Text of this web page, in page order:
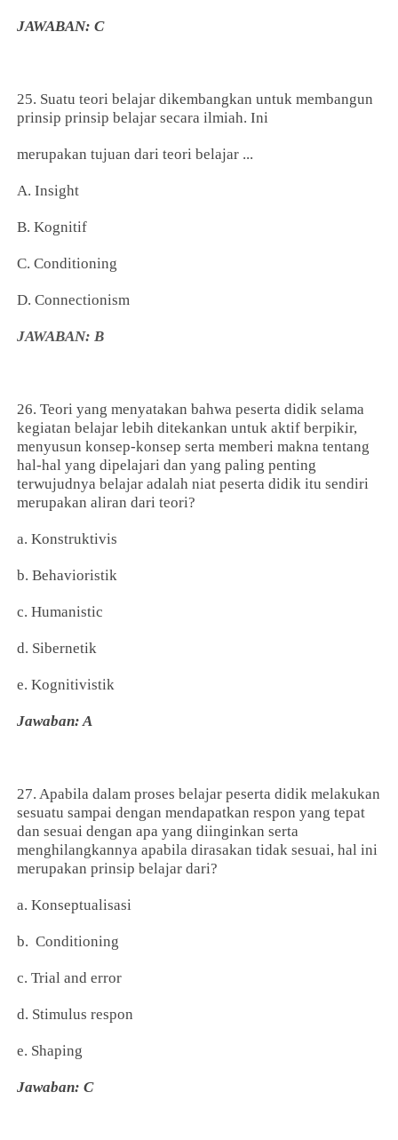
JAWABAN: C
25. Suatu teori belajar dikembangkan untuk membangun
prinsip prinsip belajar secara ilmiah. Ini
merupakan tujuan dari teori belajar ...
A. Insight
B. Kognitif
C. Conditioning
D. Connectionism
JAWABAN: B
26. Teori yang menyatakan bahwa peserta didik selama
kegiatan belajar lebih ditekankan untuk aktif berpikir,
menyusun konsep-konsep serta memberi makna tentang
hal-hal yang dipelajari dan yang paling penting
terwujudnya belajar adalah niat peserta didik itu sendiri
merupakan aliran dari teori?
a. Konstruktivis
b. Behavioristik
c. Humanistic
d. Sibernetik
e. Kognitivistik
Jawaban: A
27. Apabila dalam proses belajar peserta didik melakukan
sesuatu sampai dengan mendapatkan respon yang tepat
dan sesuai dengan apa yang diinginkan serta
menghilangkannya apabila dirasakan tidak sesuai, hal ini
merupakan prinsip belajar dari?
a. Konseptualisasi
b. Conditioning
c. Trial and error
d. Stimulus respon
e. Shaping
Jawaban: C